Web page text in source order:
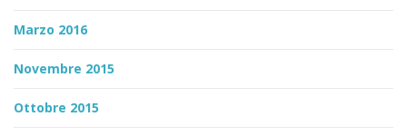
Marzo 2016
Novembre 2015
Ottobre 2015